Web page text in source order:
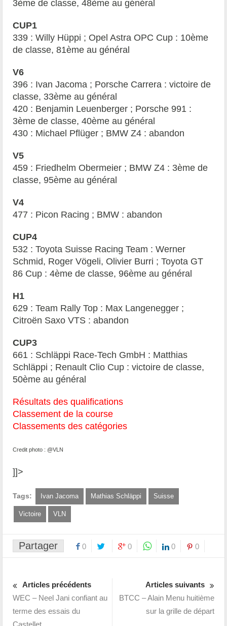
3ème de classe, 48ème au général
CUP1
339 : Willy Hüppi ; Opel Astra OPC Cup : 10ème
de classe, 81ème au général
V6
396 : Ivan Jacoma ; Porsche Carrera : victoire de
classe, 33ème au général
420 : Benjamin Leuenberger ; Porsche 991 :
3ème de classe, 40ème au général
430 : Michael Pflüger ; BMW Z4 : abandon
V5
459 : Friedhelm Obermeier ; BMW Z4 : 3ème de
classe, 95ème au général
V4
477 : Picon Racing ; BMW : abandon
CUP4
532 : Toyota Suisse Racing Team : Werner
Schmid, Roger Vögeli, Olivier Burri ; Toyota GT
86 Cup : 4ème de classe, 96ème au général
H1
629 : Team Rally Top : Max Langenegger ;
Citroën Saxo VTS : abandon
CUP3
661 : Schläppi Race-Tech GmbH : Matthias
Schläppi ; Renault Clio Cup : victoire de classe,
50ème au général
Résultats des qualifications
Classement de la course
Classements des catégories
Credit photo : @VLN
]]>
Tags: Ivan Jacoma Mathias Schläppi Suisse
Victoire VLN
Partager 0 0 0 0
Articles précédents
WEC – Neel Jani confiant au
terme des essais du
Castellet
Articles suivants
BTCC – Alain Menu huitième
sur la grille de départ